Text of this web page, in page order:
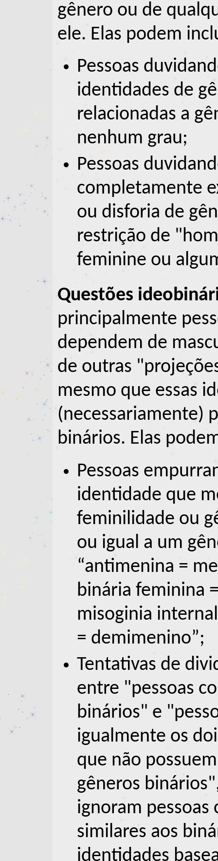
gênero ou de
ele. Elas podem
Pessoas
identidades de
relacionadas a
nenhum grau;
Pessoas
completamente
ou disforia de
restrição de
feminine ou
Questões
principalmente
dependem de
de outras
mesmo que essas
(necessariamente)
binários. Elas
Pessoas
identidade que
feminilidade ou
ou igual a um
“antimenina =
binária feminina
misoginia
= demimenino”;
Tentativas de
entre "pessoas
binários" e
igualmente os
que não
gêneros
ignoram pessoas
similares aos
identidades